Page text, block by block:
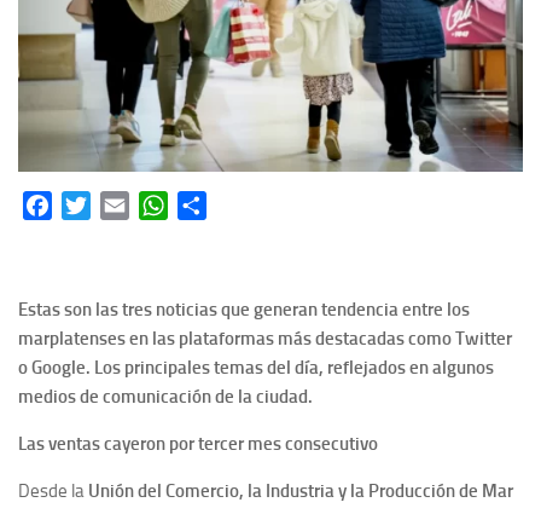
FacebookTwitterEmail WhatsApp
Estas son las tres noticias que generan tendencia entre los
marplatenses en las plataformas más destacadas como Twitter
o Google. Los principales temas del día, reflejados en algunos
medios de comunicación de la ciudad.
Las ventas cayeron por tercer mes consecutivo
Desde la Unión del Comercio, la Industria y la Producción de Mar